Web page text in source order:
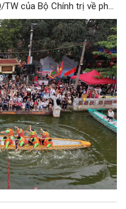
của Bộ Chính trị về phát
UBND Thành phố Hà Nội,
động trong tháng
Việt Nam” năm 2026 trên